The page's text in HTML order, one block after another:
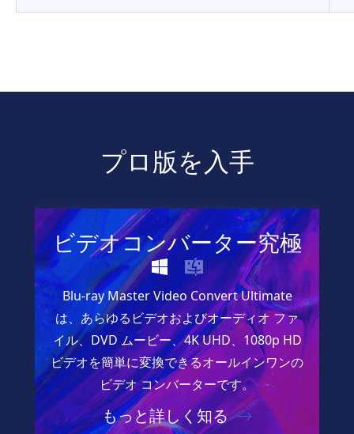
プロ版を入手
ビデオコンバーター究極
Blu-ray Master Video Convert Ultimate
は、あらゆるビデオおよびオーディオ ファ
イル、DVD ムービー、4K UHD、1080p HD
ビデオを簡単に変換できるオールインワンの
ビデオ コンバーターです。
もっと詳しく知る